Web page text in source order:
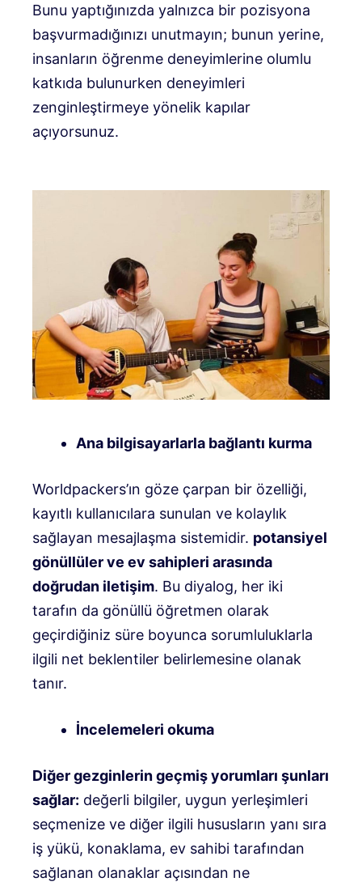
Bunu yaptığınızda yalnızca bir pozisyona
başvurmadığınızı unutmayın; bunun yerine,
insanların öğrenme deneyimlerine olumlu
katkıda bulunurken deneyimleri
zenginleştirmeye yönelik kapılar
açıyorsunuz.
Ana bilgisayarlarla bağlantı kurma
Worldpackers’ın göze çarpan bir özelliği,
kayıtlı kullanıcılara sunulan ve kolaylık
sağlayan mesajlaşma sistemidir. potansiyel
gönüllüler ve ev sahipleri arasında
doğrudan iletişim. Bu diyalog, her iki
tarafın da gönüllü öğretmen olarak
geçirdiğiniz süre boyunca sorumluluklarla
ilgili net beklentiler belirlemesine olanak
tanır.
İncelemeleri okuma
Diğer gezginlerin geçmiş yorumları şunları
sağlar: değerli bilgiler, uygun yerleşimleri
seçmenize ve diğer ilgili hususların yanı sıra
iş yükü, konaklama, ev sahibi tarafından
sağlanan olanaklar açısından ne